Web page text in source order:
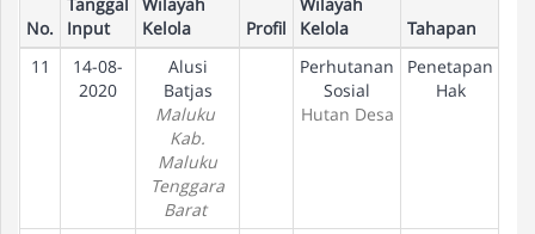
No.
Input
Kelola
Profil
Kelola
Tahapan
11
14-08-
2020
Alusi
Batjas
Maluku
Kab.
Maluku
Tenggara
Barat
Perhutanan
Sosial
Hutan Desa
Penetapan
Hak